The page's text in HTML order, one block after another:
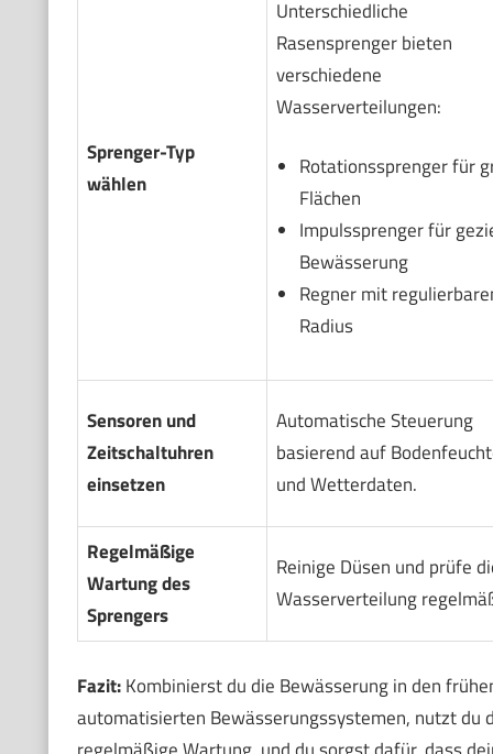
Sprenger-Typ
wählen
Unterschiedliche
Rasensprenger bieten
verschiedene
Wasserverteilungen:
Rotationssprenger für
Flächen
Impulssprenger für
Bewässerung
Regner mit
Radius
Sensoren und
Zeitschaltuhren
einsetzen
Automatische Steuerung
basierend auf
und Wetterdaten.
Regelmäßige
Wartung des
Sprengers
Reinige Düsen und prüfe
Wasserverteilung
Fazit:Kombinierst du die Bewässerung in den
automatisierten Bewässerungssystemen, nutzt du